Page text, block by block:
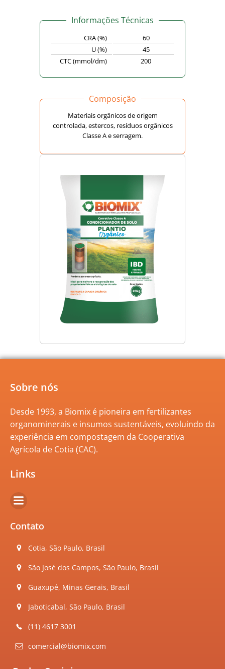
Informações Técnicas
CRA (%)
60
U (%)
45
CTC (mmol/dm)
200
Composição
Materiais orgânicos de origem
controlada, estercos, resíduos orgânicos
Classe A e serragem.
Sobre nós
Desde 1993, a Biomix é pioneira em fertilizantes
organominerais e insumos sustentáveis, evoluindo da
experiência em compostagem da Cooperativa
Agrícola de Cotia (CAC).
Links
Contato
Cotia, São Paulo, Brasil
São José dos Campos, São Paulo, Brasil
Guaxupé, Minas Gerais, Brasil
Jaboticabal, São Paulo, Brasil
(11) 4617 3001
comercial@biomix.com